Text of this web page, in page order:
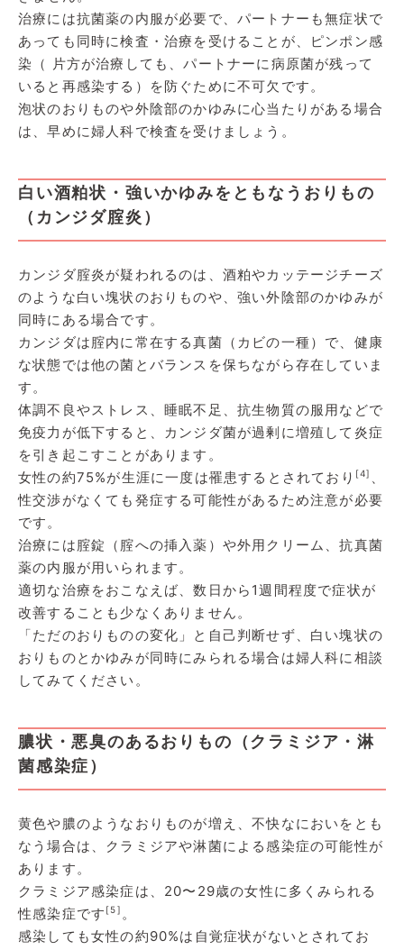
治療には抗菌薬の内服が必要で、パートナーも無症状で
あっても同時に検査・治療を受けることが、ピンポン感
染（ 片方が治療しても、パートナーに病原菌が残って
いると再感染する）を防ぐために不可欠です。
泡状のおりものや外陰部のかゆみに心当たりがある場合
は、早めに婦人科で検査を受けましょう。
白い酒粕状・強いかゆみをともなうおりもの
（カンジダ腟炎）
カンジダ腟炎が疑われるのは、酒粕やカッテージチーズ
のような白い塊状のおりものや、強い外陰部のかゆみが
同時にある場合です。
カンジダは腟内に常在する真菌（カビの一種）で、健康
な状態では他の菌とバランスを保ちながら存在していま
す。
体調不良やストレス、睡眠不足、抗生物質の服用などで
免疫力が低下すると、カンジダ菌が過剰に増殖して炎症
を引き起こすことがあります。
女性の約75%が生涯に一度は罹患するとされており [4] 、
性交渉がなくても発症する可能性があるため注意が必要
です。
治療には腟錠（腟への挿入薬）や外用クリーム、抗真菌
薬の内服が用いられます。
適切な治療をおこなえば、数日から1週間程度で症状が
改善することも少なくありません。
「ただのおりものの変化」と自己判断せず、白い塊状の
おりものとかゆみが同時にみられる場合は婦人科に相談
してみてください。
膿状・悪臭のあるおりもの（クラミジア・淋
菌感染症）
黄色や膿のようなおりものが増え、不快なにおいをとも
なう場合は、クラミジアや淋菌による感染症の可能性が
あります。
クラミジア感染症は、20〜29歳の女性に多くみられる
性感染症です [5] 。
感染しても女性の約90%は自覚症状がないとされてお